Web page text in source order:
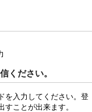
ください。
を入力してください。登
ことが出来ます。